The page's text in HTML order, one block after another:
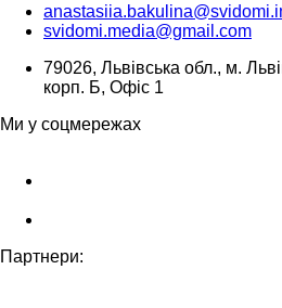
svidomi.media@gmail.com
79026, Львівська обл., м.
корп. Б, Офіс 1
Ми у соцмережах
Партнери: